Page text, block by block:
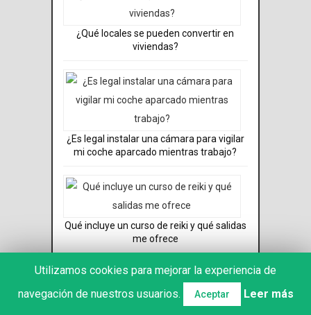
¿Qué locales se pueden convertir en
viviendas?
¿Es legal instalar una cámara para vigilar
mi coche aparcado mientras trabajo?
Qué incluye un curso de reiki y qué salidas
me ofrece
Utilizamos cookies para mejorar la experiencia de
navegación de nuestros usuarios.
Aceptar Leer más